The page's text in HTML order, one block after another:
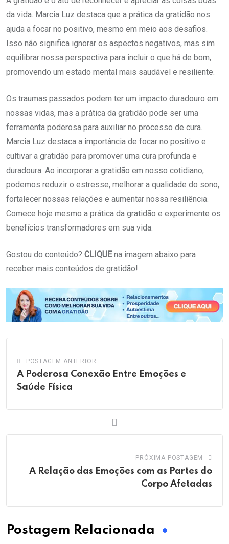
da vida. Marcia Luz destaca que a prática da gratidão nos
ajuda a focar no positivo, mesmo em meio aos desafios.
Isso não significa ignorar os aspectos negativos, mas sim
equilibrar nossa perspectiva para incluir o que há de bom,
promovendo um estado mental mais saudável e resiliente.
Os traumas passados podem ter um impacto duradouro em
nossas vidas, mas a prática da gratidão pode ser uma
ferramenta poderosa para auxiliar no processo de cura.
Marcia Luz destaca a importância de focar no positivo e
cultivar a gratidão para promover uma cura profunda e
duradoura. Ao incorporar a gratidão em nosso cotidiano,
podemos reduzir o estresse, melhorar a qualidade do sono,
fortalecer nossas relações e aumentar nossa resiliência.
Comece hoje mesmo a prática da gratidão e experimente os
benefícios transformadores em sua vida.
Gostou do conteúdo? CLIQUEna imagem abaixo para
receber mais conteúdos de gratidão!
POSTAGEM ANTERIOR
A Poderosa Conexão Entre Emoções e
Saúde Física
PRÓXIMA POSTAGEM
A Relação das Emoções com as Partes do
Corpo Afetadas
Postagem Relacionada